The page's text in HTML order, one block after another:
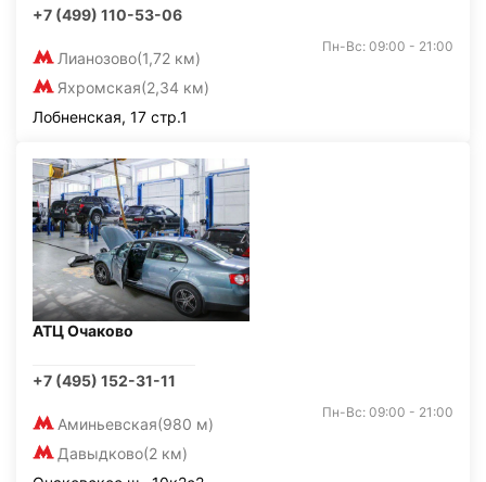
+7 (499) 110-53-06
Лианозово(1,72 км)
Яхромская(2,34 км)
Пн-Вс: 09:00 - 21:00
Лобненская, 17 стр.1
АТЦ Очаково
+7 (495) 152-31-11
Аминьевская(980 м)
Давыдково(2 км)
Пн-Вс: 09:00 - 21:00